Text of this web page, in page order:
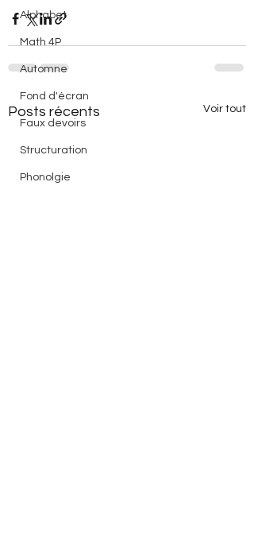
Alphabet
Math 4P
Automne
Fond d'écran
Faux devoirs
Structuration
Phonolgie
Posts récents Voir tout